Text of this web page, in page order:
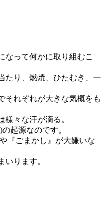
なって何かに取り組むこ
たり、燃焼、ひたむき、一
それぞれが大きな気概をも
様々な汗が滴る。
起源なのです。
『ごまかし』が大嫌いな
いります。